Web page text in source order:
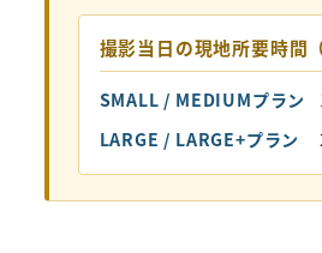
撮影当日の現地所要時間
SMALL / MEDIUMプラン
LARGE / LARGE+プラン